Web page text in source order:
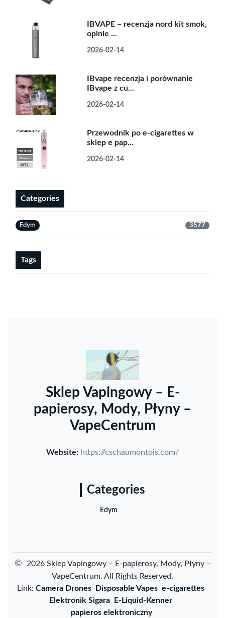
IBVAPE – recenzja nord kit smok,
opinie ...
2026-02-14
IBvape recenzja i porównanie
IBvape z cu...
2026-02-14
Przewodnik po e-cigarettes w
sklep e pap...
2026-02-14
Categories
Edym 3577
Tags
Sklep Vapingowy – E-
papierosy, Mody, Płyny –
VapeCentrum
Website: https://cschaumontois.com/
Categories
Edym
©
2026 Sklep Vapingowy – E-papierosy, Mody, Płyny –
VapeCentrum. All Rights Reserved.
Link: Camera Drones Disposable Vapes e-cigarettes
Elektronik Sigara
E-Liquid-Kenner
papieros elektroniczny